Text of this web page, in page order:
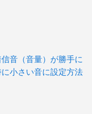
音（音量）が勝手に
小さい音に設定方法